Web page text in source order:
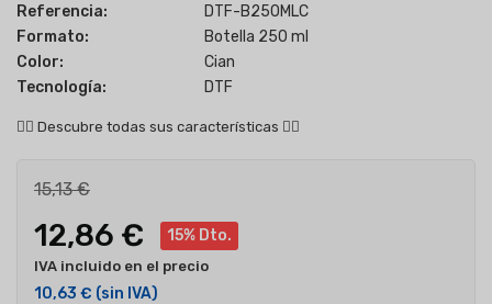
Referencia:
DTF-B250MLC
Formato:
Botella 250 ml
Color:
Cian
Tecnología:
DTF
👇🏻 Descubre todas sus características 👇🏻
15,13 €
12,86 € 15% Dto.
IVA incluido en el precio
10,63 € (sin IVA)